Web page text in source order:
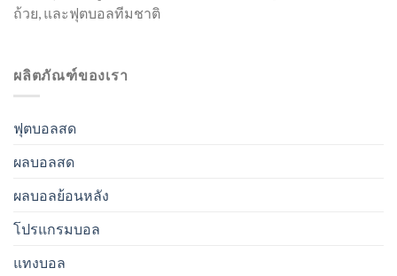
ถ้วย, และฟุตบอลทีมชาติ
ผลิตภัณฑ์ของเรา
ฟุตบอลสด
ผลบอลสด
ผลบอลย้อนหลัง
โปรแกรมบอล
แทงบอล